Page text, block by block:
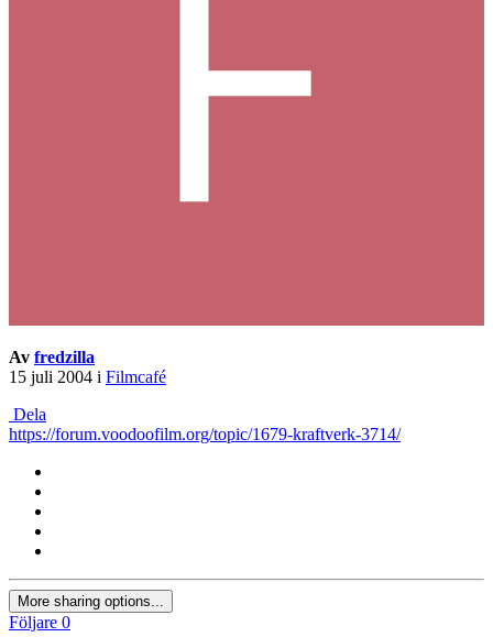
Av fredzilla
15 juli 2004 i Filmcafé
Dela
https://forum.voodoofilm.org/topic/1679-kraftverk-3714/
More sharing options...
Följare 0